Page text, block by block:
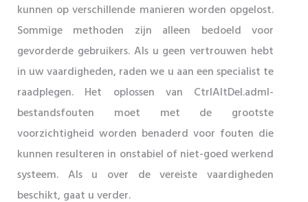
kunnen op verschillende manieren worden opgelost.
Sommige methoden zijn alleen bedoeld voor
gevorderde gebruikers. Als u geen vertrouwen hebt
in uw vaardigheden, raden we u aan een specialist te
raadplegen. Het oplossen van CtrlAltDel.adml-
bestandsfouten moet met de grootste
voorzichtigheid worden benaderd voor fouten die
kunnen resulteren in onstabiel of niet-goed werkend
systeem. Als u over de vereiste vaardigheden
beschikt, gaat u verder.